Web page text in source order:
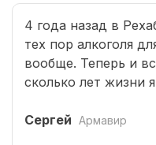
4 года назад в
тех пор алкоголя
вообще. Теперь и
сколько лет жизни
мою новую жизнь.
Сергей Армавир